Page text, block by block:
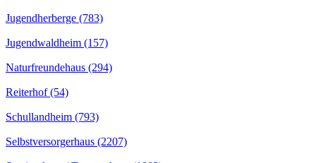
Jugendherberge (783)
Jugendwaldheim (157)
Naturfreundehaus (294)
Reiterhof (54)
Schullandheim (793)
Selbstversorgerhaus (2207)